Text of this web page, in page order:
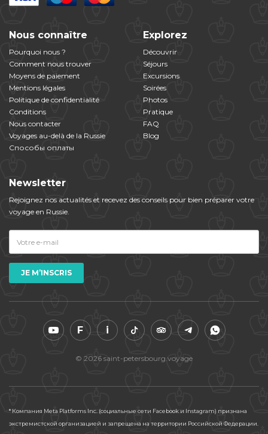
Nous connaître
Pourquoi nous ?
Comment nous trouver
Moyens de paiement
Mentions légales
Politique de confidentialité
Conditions
Nous contacter
Voyages au-delà de la Russie
Способы оплаты
Explorez
Découvrir
Séjours
Excursions
Soirées
Photos
Pratique
FAQ
Blog
Newsletter
Rejoignez nos actualités et​ ​recevez des conseils pour bien préparer votre
voyage en Russie.
F i
© 2026 saint-petersbourg.voyage
* Компания Meta Platforms Inc. (социальные сети Facebook и Instagram) признана
экстремистской организацией и запрещена на территории Российской Федерации.